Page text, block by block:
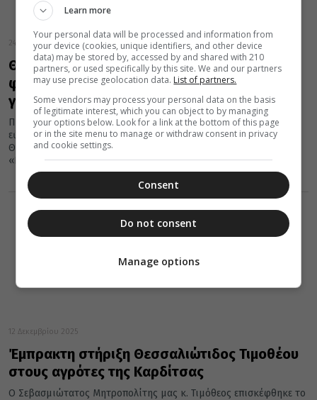
24 Δεκεμβρίου 2025
Θεσσαλιώτιδος Τιμόθεος: Ο Θεός
φανερώθηκε ανάμεσά μας για να Τον
γνωρίσουμε
Πρός Τόν ἱερό Κλῆρο, Τίς Μοναστικές ἀδελφότητες Καί τούς
εὐλογημένους Χριστιανούς Τῆς Ἱερᾶς Μητροπόλεως
Θεσσαλιώτιδος καί Φαναριοφερσάλων Ἀγαπητοί μου ἀδελφοί,
«Καί αὐτός...
12 Δεκεμβρίου 2025
Έμπρακτη στήριξη Θεσσαλιώτιδος Τιμοθέου
στους αγρότες της Καρδίτσας
Ο Σεβασμιώτατος Μητροπολίτης μας κ. Τιμόθεος επισκέφθηκε το
Learn more
Your personal data will be processed and information from
your device (cookies, unique identifiers, and other device
data) may be stored by, accessed by and shared with 210
partners, or used specifically by this site. We and our partners
may use precise geolocation data. List of partners.
Some vendors may process your personal data on the basis
of legitimate interest, which you can object to by managing
your options below. Look for a link at the bottom of this page
or in the site menu to manage or withdraw consent in privacy
and cookie settings.
Consent
Do not consent
Manage options